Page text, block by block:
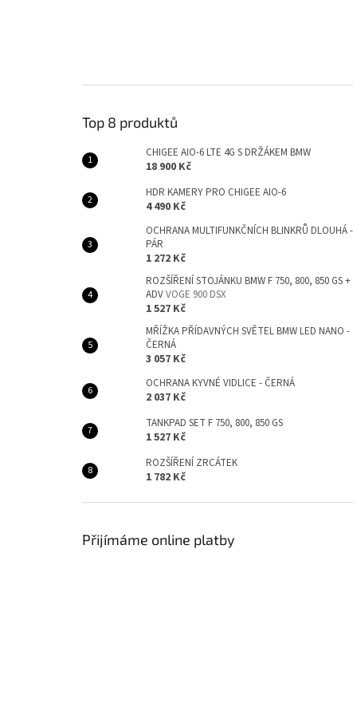
Top 8 produktů
CHIGEE AIO-6 LTE 4G S DRŽÁKEM BMW
18 900 Kč
HDR KAMERY PRO CHIGEE AIO-6
4 490 Kč
OCHRANA MULTIFUNKČNÍCH BLINKRŮ DLOUHÁ -
PÁR
1 272 Kč
ROZŠÍŘENÍ STOJÁNKU BMW F 750, 800, 850 GS +
ADVVOGE 900 DSX
1 527 Kč
MŘÍŽKA PŘÍDAVNÝCH SVĚTEL BMW LED NANO -
ČERNÁ
3 057 Kč
OCHRANA KYVNÉ VIDLICE - ČERNÁ
2 037 Kč
TANKPAD SET F 750, 800, 850 GS
1 527 Kč
ROZŠÍŘENÍ ZRCÁTEK
1 782 Kč
Přijímáme online platby